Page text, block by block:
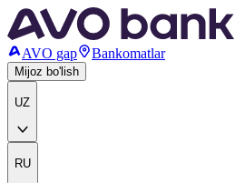
AVO gap Bankomatlar
Mijoz bo'lish
UZ
RU